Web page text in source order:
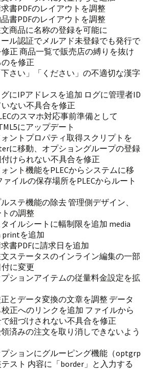
求書PDFのレイアウトを調整
品書PDFのレイアウトを調整
文商品に名称の登録を可能に
ール認証でメルアド未登録でも発行で
正 商品一覧で販売店の縛りを抜け
を修正
下さい」「ください」の不適切な漢字
グにIPアドレスを追加 ログに管理者ID
ない不具合を修正
のスマホ対応事前準備として
にアップデート
ォントプロパティ取得スクリプトを
に移動、オプショングループの登録
けられない不具合を修正
ォント機能をPLECからシステムに移
イルの保存場所をPLECからルート
ステ機能の除去 管理側デザイン、
の調整
タイルシートに幅制限を追加 media
printを追加
書PDFに請求日を追加
文ステータスのインライン編集の一部
に変更
プションアイテムの従量料金設定を拡
正とデータ変換の文章を調整 データ
正へのリンクを追加 ファイルから
紐づけされない不具合を修正
領済みの注文を取り消しできないよう
プションにグルーピング機能（optgrp
スト 内容に「border」と入力する